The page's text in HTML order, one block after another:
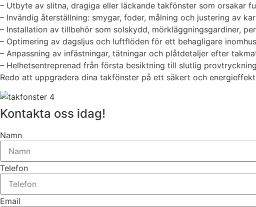
– Utbyte av slitna, dragiga eller läckande takfönster som orsakar
– Invändig återställning: smygar, foder, målning och justering av
– Installation av tillbehör som solskydd, mörkläggningsgardiner,
– Optimering av dagsljus och luftflöden för ett behagligare
– Anpassning av infästningar, tätningar och plåtdetaljer efter
– Helhetsentreprenad från första besiktning till slutlig
Redo att uppgradera dina takfönster på ett säkert och
Kontakta oss idag!
Namn
Telefon
Email